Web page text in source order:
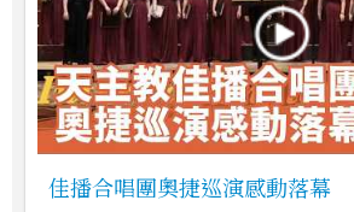
佳播合唱團奧捷巡演感動落幕